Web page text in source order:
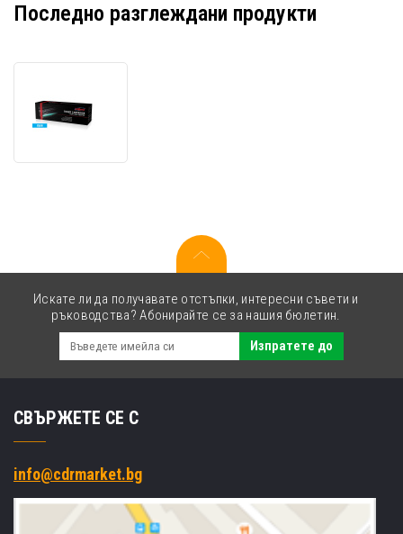
Последно разглеждани продукти
за
Искате ли да получавате отстъпки, интересни съвети и
ръководства? Абонирайте се за нашия бюлетин.
Изпратете до
СВЪРЖЕТЕ СЕ С
info@cdrmarket.bg